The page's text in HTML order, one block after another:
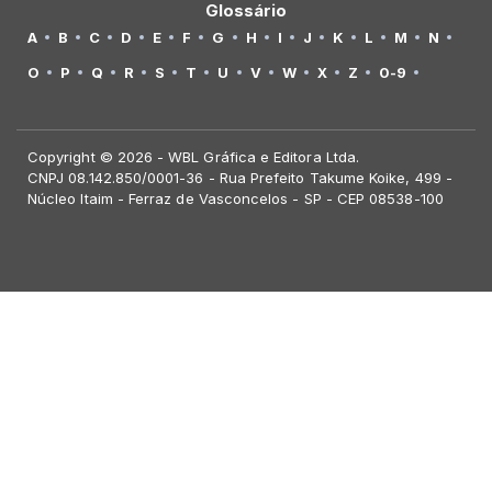
Glossário
A B C D E F G H I J K L M
N
O
P Q R S T U V W X Z 0-9
Copyright © 2026 - WBL Gráfica e Editora Ltda.
CNPJ 08.142.850/0001-36 - Rua Prefeito Takume Koike, 499 -
Núcleo Itaim - Ferraz de Vasconcelos - SP - CEP 08538-100